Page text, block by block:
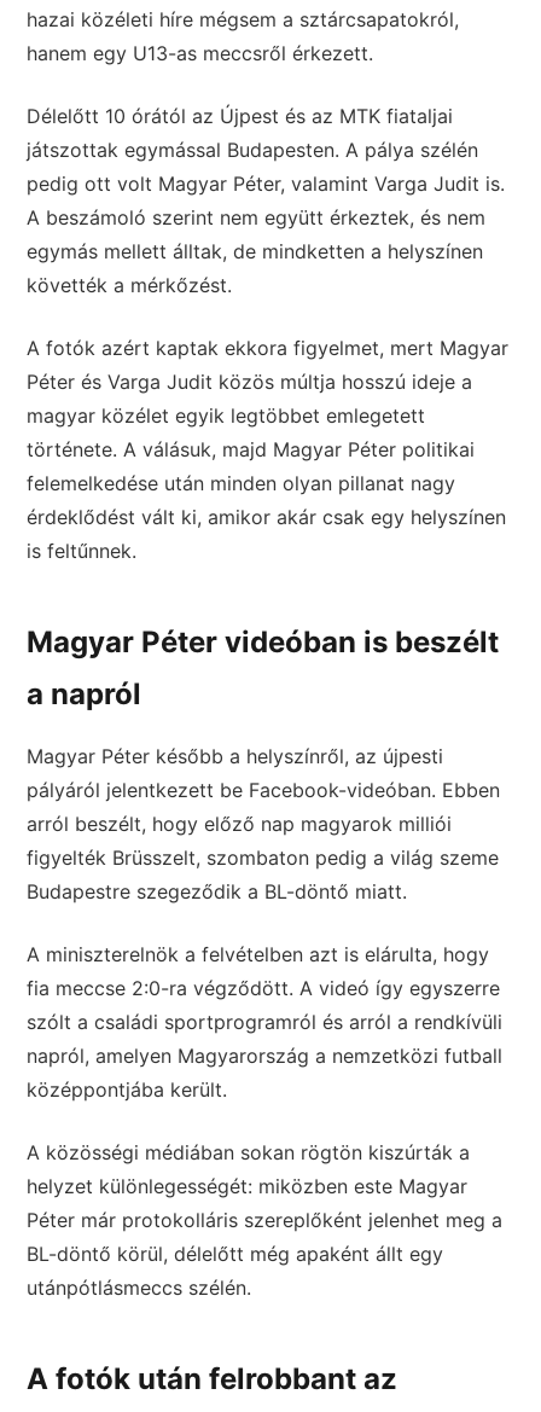
hazai közéleti híre mégsem a sztárcsapatokról,
hanem egy U13-as meccsről érkezett.
Délelőtt 10 órától az Újpest és az MTK fiataljai
játszottak egymással Budapesten. A pálya szélén
pedig ott volt Magyar Péter, valamint Varga Judit is.
A beszámoló szerint nem együtt érkeztek, és nem
egymás mellett álltak, de mindketten a helyszínen
követték a mérkőzést.
A fotók azért kaptak ekkora figyelmet, mert Magyar
Péter és Varga Judit közös múltja hosszú ideje a
magyar közélet egyik legtöbbet emlegetett
története. A válásuk, majd Magyar Péter politikai
felemelkedése után minden olyan pillanat nagy
érdeklődést vált ki, amikor akár csak egy helyszínen
is feltűnnek.
Magyar Péter videóban is beszélt
a napról
Magyar Péter később a helyszínről, az újpesti
pályáról jelentkezett be Facebook-videóban. Ebben
arról beszélt, hogy előző nap magyarok milliói
figyelték Brüsszelt, szombaton pedig a világ szeme
Budapestre szegeződik a BL-döntő miatt.
A miniszterelnök a felvételben azt is elárulta, hogy
fia meccse 2:0-ra végződött. A videó így egyszerre
szólt a családi sportprogramról és arról a rendkívüli
napról, amelyen Magyarország a nemzetközi futball
középpontjába került.
A közösségi médiában sokan rögtön kiszúrták a
helyzet különlegességét: miközben este Magyar
Péter már protokolláris szereplőként jelenhet meg a
BL-döntő körül, délelőtt még apaként állt egy
utánpótlásmeccs szélén.
A fotók után felrobbant az